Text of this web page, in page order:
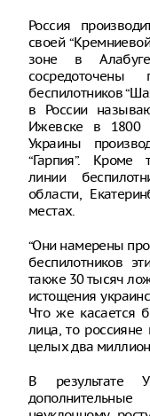
Россия
своей
зоне в
сосредоточены
беспилотников
в России
Ижевске в 1800
Украины
“Гарпия”. Кроме
линии
области,
местах.
“Они намерены
беспилотников
также 30 тысяч
истощения
Что же касается
лица, то
целых два
В результате